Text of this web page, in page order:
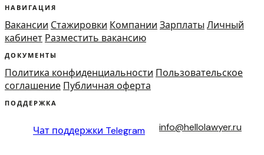
НАВИГАЦИЯ
Вакансии Стажировки Компании Зарплаты Личный
кабинет Разместить вакансию
ДОКУМЕНТЫ
Политика конфиденциальности Пользовательское
соглашение Публичная оферта
ПОДДЕРЖКА
Чат поддержки Telegram info@hellolawyer.ru